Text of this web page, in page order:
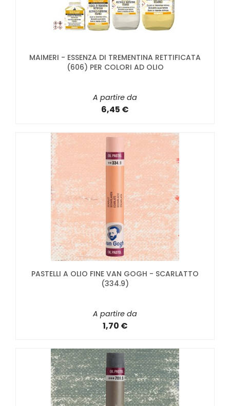
MAIMERI - ESSENZA DI TREMENTINA RETTIFICATA
(606) PER COLORI AD OLIO
A partire da
6,45 €
PASTELLI A OLIO FINE VAN GOGH - SCARLATTO
(334.9)
A partire da
1,70 €